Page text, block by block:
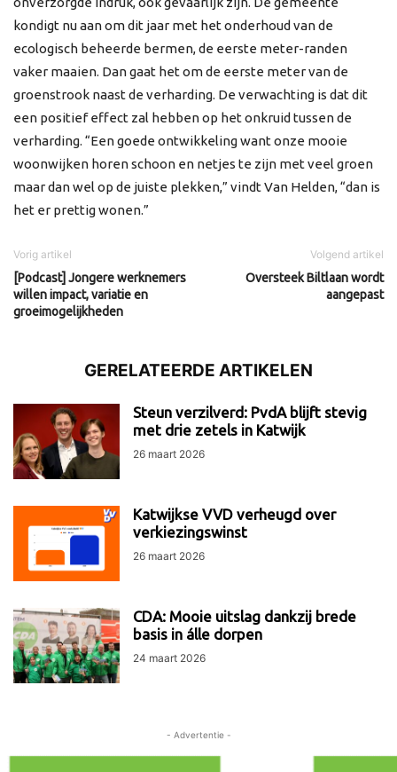
kondigt nu aan om dit jaar met het onderhoud van de
ecologisch beheerde bermen, de eerste meter-randen
vaker maaien. Dan gaat het om de eerste meter van de
groenstrook naast de verharding. De verwachting is dat dit
een positief effect zal hebben op het onkruid tussen de
verharding. “Een goede ontwikkeling want onze mooie
woonwijken horen schoon en netjes te zijn met veel groen
maar dan wel op de juiste plekken,” vindt Van Helden, “dan is
het er prettig wonen.”
Vorig artikel
[Podcast] Jongere werknemers
willen impact, variatie en
groeimogelijkheden
Volgend artikel
Oversteek Biltlaan wordt
aangepast
GERELATEERDE ARTIKELEN
Steun verzilverd: PvdA blijft stevig
met drie zetels in Katwijk
26 maart 2026
Katwijkse VVD verheugd over
verkiezingswinst
26 maart 2026
CDA: Mooie uitslag dankzij brede
basis in álle dorpen
24 maart 2026
- Advertentie -